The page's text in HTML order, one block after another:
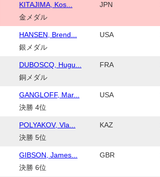
KITAJIMA, Kos...
金メダル
JPN
HANSEN, Brend...
銀メダル
USA
DUBOSCQ, Hugu...
銅メダル
FRA
GANGLOFF, Mar...
決勝 4位
USA
POLYAKOV, Vla...
決勝 5位
KAZ
GIBSON, James...
決勝 6位
GBR